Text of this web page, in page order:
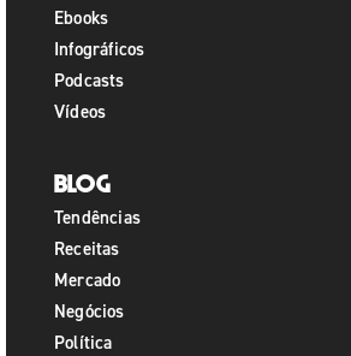
Ebooks
Infográficos
Podcasts
Vídeos
Blog
Tendências
Receitas
Mercado
Negócios
Política